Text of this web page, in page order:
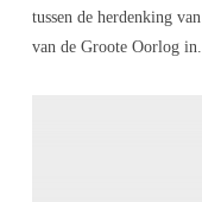
tussen de herdenking
van de Groote Oorlog in.